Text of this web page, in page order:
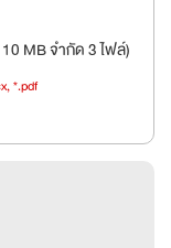
MB จำกัด 3 ไฟล์)
*.pdf